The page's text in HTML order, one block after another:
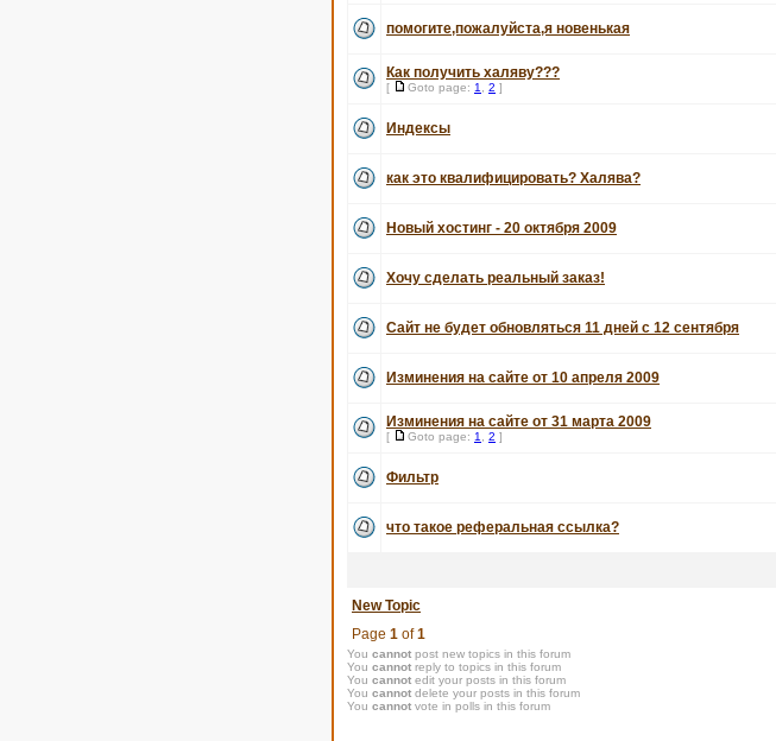
помогите,пожалуйста,я новенькая
Как получить халяву???
[ Goto page: 1 2 ]
Индексы
как это квалифицировать? Халява?
Новый хостинг - 20 октября 2009
Хочу сделать реальный заказ!
Сайт не будет обновляться 11 дней с 12 сентября
Изминения на сайте от 10 апреля 2009
Изминения на сайте от 31 марта 2009
[ Goto page: 1 2 ]
Фильтр
что такое реферальная ссылка?
New Topic
Page 1 of1
You cannot post new topics in this forum
You cannot reply to topics in this forum
You cannot edit your posts in this forum
You cannot delete your posts in this forum
You cannot vote in polls in this forum